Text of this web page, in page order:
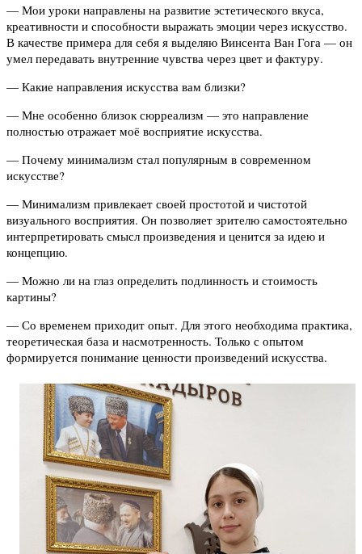
— Мои уроки направлены на развитие эстетического вкуса,
креативности и способности выражать эмоции через искусство.
В качестве примера для себя я выделяю Винсента Ван Гога — он
умел передавать внутренние чувства через цвет и фактуру.
— Какие направления искусства вам близки?
— Мне особенно близок сюрреализм — это направление
полностью отражает моё восприятие искусства.
— Почему минимализм стал популярным в современном
искусстве?
— Минимализм привлекает своей простотой и чистотой
визуального восприятия. Он позволяет зрителю самостоятельно
интерпретировать смысл произведения и ценится за идею и
концепцию.
— Можно ли на глаз определить подлинность и стоимость
картины?
— Со временем приходит опыт. Для этого необходима практика,
теоретическая база и насмотренность. Только с опытом
формируется понимание ценности произведений искусства.